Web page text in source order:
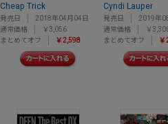
Cheap Trick
発売日
2018年04月04日
通常価格
￥3,056
まとめてオフ
￥2,598
Cyndi Lauper
発売日
2019年
通常価格
￥
まとめてオフ
￥